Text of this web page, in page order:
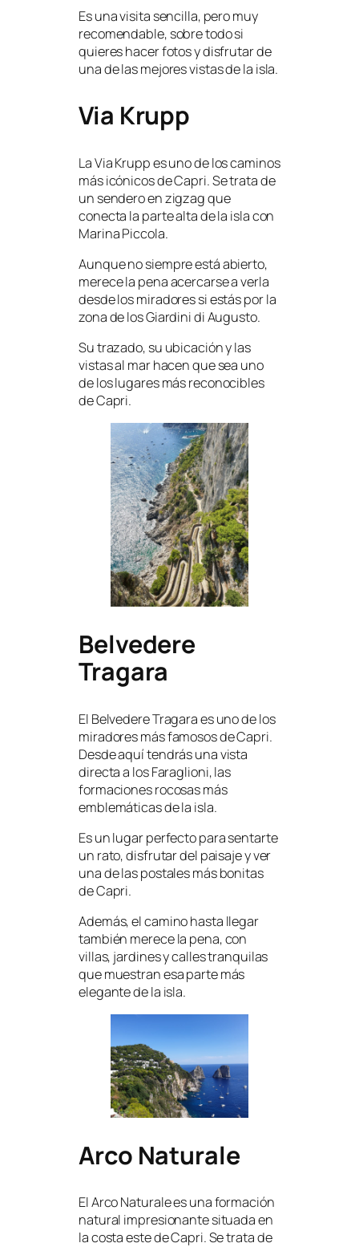
Es una visita sencilla, pero muy
recomendable, sobre todo si
quieres hacer fotos y disfrutar de
una de las mejores vistas de la isla.
Via Krupp
La Via Krupp es uno de los caminos
más icónicos de Capri. Se trata de
un sendero en zigzag que
conecta la parte alta de la isla con
Marina Piccola.
Aunque no siempre está abierto,
merece la pena acercarse a verla
desde los miradores si estás por la
zona de los Giardini di Augusto.
Su trazado, su ubicación y las
vistas al mar hacen que sea uno
de los lugares más reconocibles
de Capri.
Belvedere
Tragara
El Belvedere Tragara es uno de los
miradores más famosos de Capri.
Desde aquí tendrás una vista
directa a los Faraglioni, las
formaciones rocosas más
emblemáticas de la isla.
Es un lugar perfecto para sentarte
un rato, disfrutar del paisaje y ver
una de las postales más bonitas
de Capri.
Además, el camino hasta llegar
también merece la pena, con
villas, jardines y calles tranquilas
que muestran esa parte más
elegante de la isla.
Arco Naturale
El Arco Naturale es una formación
natural impresionante situada en
la costa este de Capri. Se trata de